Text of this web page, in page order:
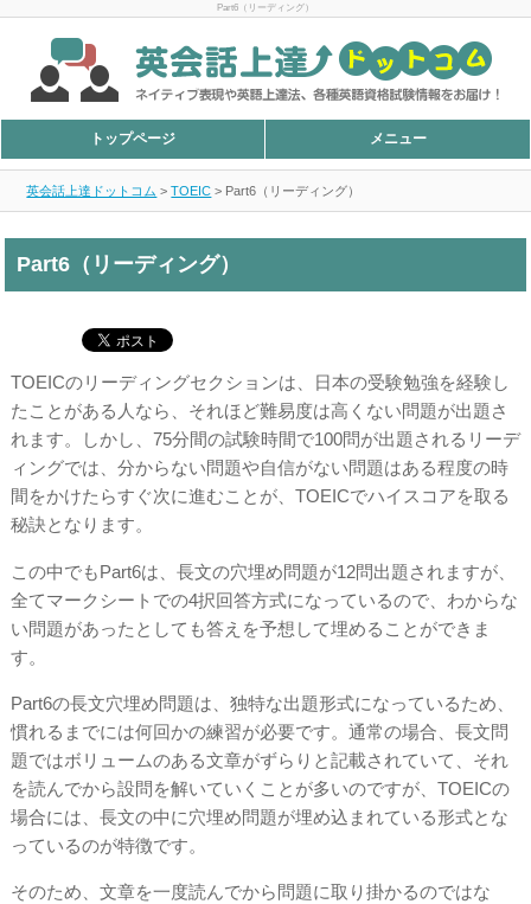
Part6（リーディング）
トップページ メニュー
英会話上達ドットコム >TOEIC > Part6（リーディング）
Part6（リーディング）
TOEICのリーディングセクションは、日本の受験勉強を経験し
たことがある人なら、それほど難易度は高くない問題が出題さ
れます。しかし、75分間の試験時間で100問が出題されるリーデ
ィングでは、分からない問題や自信がない問題はある程度の時
間をかけたらすぐ次に進むことが、TOEICでハイスコアを取る
秘訣となります。
この中でもPart6は、長文の穴埋め問題が12問出題されますが、
全てマークシートでの4択回答方式になっているので、わからな
い問題があったとしても答えを予想して埋めることができま
す。
Part6の長文穴埋め問題は、独特な出題形式になっているため、
慣れるまでには何回かの練習が必要です。通常の場合、長文問
題ではボリュームのある文章がずらりと記載されていて、それ
を読んでから設問を解いていくことが多いのですが、TOEICの
場合には、長文の中に穴埋め問題が埋め込まれている形式とな
っているのが特徴です。
そのため、文章を一度読んでから問題に取り掛かるのではな